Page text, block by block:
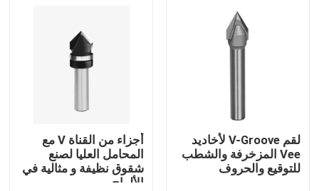
لقم V-Groove لأخاديد
Vee المزخرفة والشطب
للتوقيع والحروف
أجزاء من القناة V مع
المحامل العليا لصنع
شقوق نظيفة و مثالية في
الألواح